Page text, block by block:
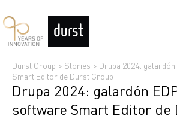
Durst Group > Stories > Drupa 2024:
Smart Editor de Durst Group
Drupa 2024: galardón
software Smart Editor de